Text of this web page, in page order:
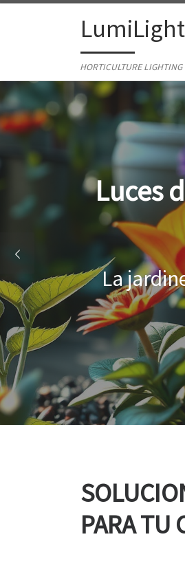
Skip to content
HORTICULTURE LIGHTING
Al
PARA TU